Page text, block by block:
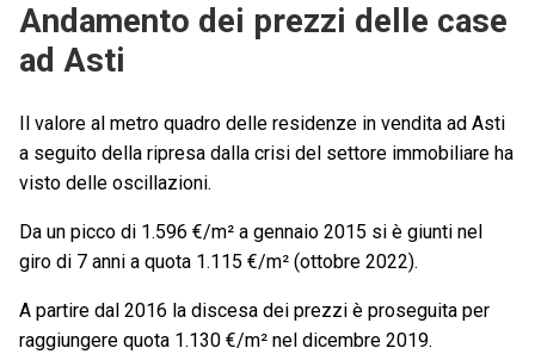
Andamento dei prezzi delle case
ad Asti
Il valore al metro quadro delle residenze in vendita ad Asti
a seguito della ripresa dalla crisi del settore immobiliare ha
visto delle oscillazioni.
Da un picco di 1.596 €/m² a gennaio 2015 si è giunti nel
giro di 7 anni a quota 1.115 €/m² (ottobre 2022).
A partire dal 2016 la discesa dei prezzi è proseguita per
raggiungere quota 1.130 €/m² nel dicembre 2019.